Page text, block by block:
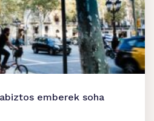
emberek soha